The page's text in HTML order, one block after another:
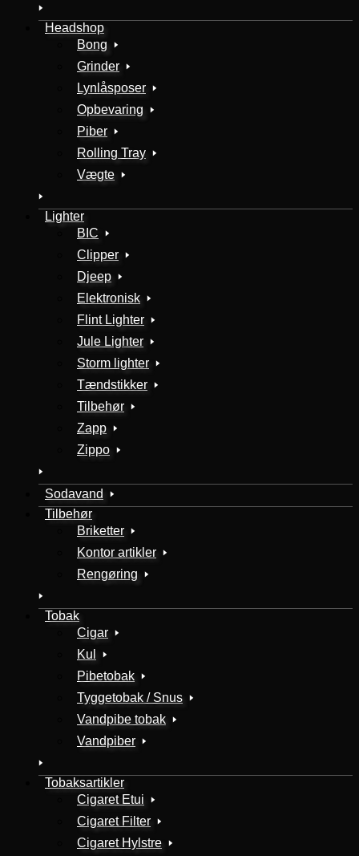
Headshop
Bong
Grinder
Lynlåsposer
Opbevaring
Piber
Rolling Tray
Vægte
Lighter
BIC
Clipper
Djeep
Elektronisk
Flint Lighter
Jule Lighter
Storm lighter
Tændstikker
Tilbehør
Zapp
Zippo
Sodavand
Tilbehør
Briketter
Kontor artikler
Rengøring
Tobak
Cigar
Kul
Pibetobak
Tyggetobak / Snus
Vandpibe tobak
Vandpiber
Tobaksartikler
Cigaret Etui
Cigaret Filter
Cigaret Hylstre